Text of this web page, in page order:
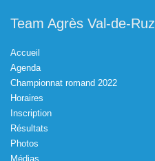
Team Agrès Val-de-Ruz
Accueil
Agenda
Championnat romand 2022
Horaires
Inscription
Résultats
Photos
Médias